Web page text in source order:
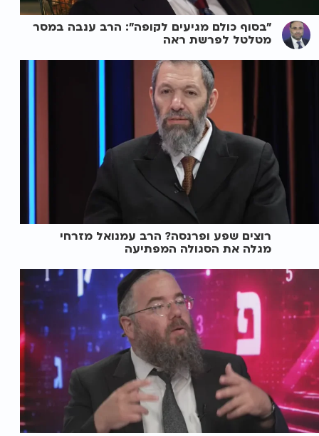
"בסוף כולם מגיעים לקופה": הרב ענבה במסר
מטלטל לפרשת ראה
רוצים שפע ופרנסה? הרב עמנואל מזרחי
מגלה את הסגולה המפתיעה